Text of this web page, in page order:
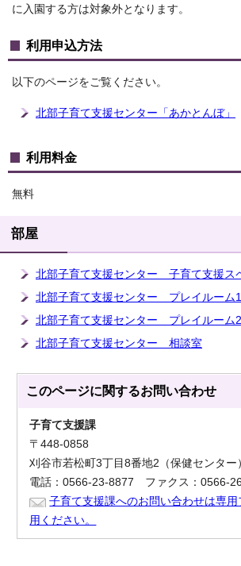
に入園する方は対象外となります。
利用申込方法
以下のページをご覧ください。
北部子育て支援センター「あかとんぼ」
利用料金
無料
部屋
北部子育て支援センター 子育て支援ス
北部子育て支援センター プレイルーム1
北部子育て支援センター プレイルーム2
北部子育て支援センター 相談室
このページに関するお問い合わせ
子育て支援課
〒448-0858
刈谷市若松町3丁目8番地2（保健センター
電話：0566-23-8877 ファクス：0566-
子育て支援課へのお問い合わせは専用
用ください。